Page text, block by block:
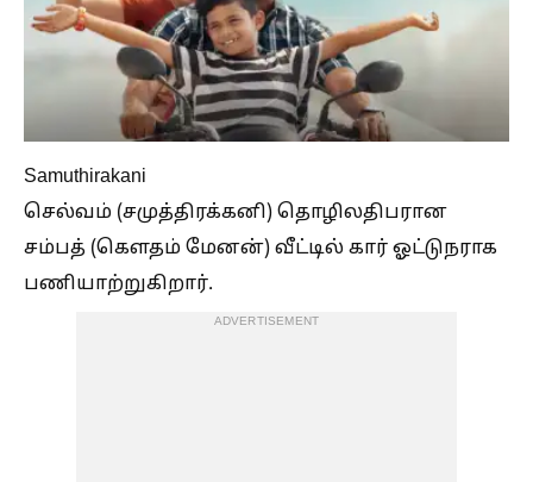
Samuthirakani
செல்வம் (சமுத்திரக்கனி) தொழிலதிபரான
சம்பத் (கௌதம் மேனன்) வீட்டில் கார் ஓட்டுநராக
பணியாற்றுகிறார்.
ADVERTISEMENT